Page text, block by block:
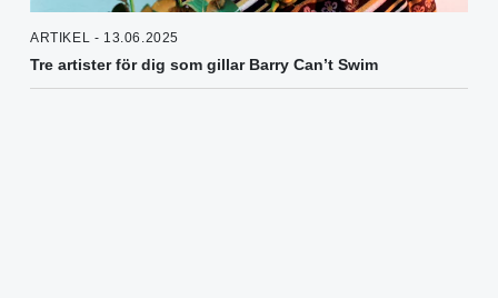
ARTIKEL - 13.06.2025
Tre artister för dig som gillar Barry Can’t Swim